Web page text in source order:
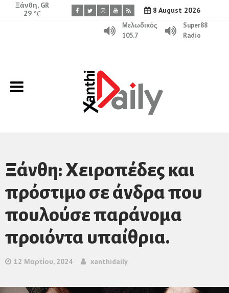
8 August 2026
Ξάνθη, GR
29 °C
Μελωδικός
105.7
Super88
Radio
Ξάνθη: Χειροπέδες και
πρόστιμο σε άνδρα που
πουλούσε παράνομα
προιόντα υπαίθρια.
12 Μαρτίου, 2024 xanthidaily